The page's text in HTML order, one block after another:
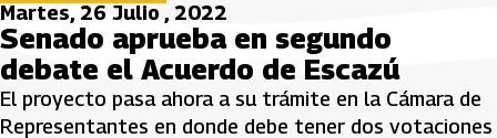
Martes, 26 Julio , 2022
Senado aprueba en segundo
debate el Acuerdo de Escazú
El proyecto pasa ahora a su trámite en la Cámara de
Representantes en donde debe tener dos votaciones